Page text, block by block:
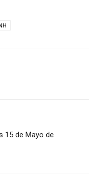
15 de Mayo de